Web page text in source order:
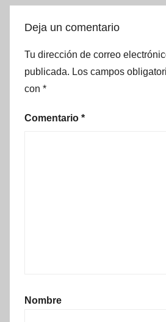
Deja un comentario
Tu dirección de correo
publicada. Los campos
con *
Comentario *
Nombre